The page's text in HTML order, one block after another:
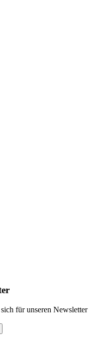
für unseren Newsletter